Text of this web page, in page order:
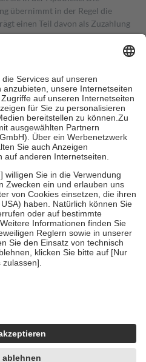
übernimmt in der Regel die
einen Teil davon als Zuzahlung
in Höhe von zehn
nie mehr als die tatsächlichen
auch für Online-Apotheken.
beträgt die
sowie zehn Euro je
für ihre eigene Gesundheit zu
der Familie zu unterstützen,
vollendeten 18. Lebensjahr
Früherkennung, die von der
es sich um echte Bewertungen
articles/4419944605341
unter Zuhilfenahme künstlicher